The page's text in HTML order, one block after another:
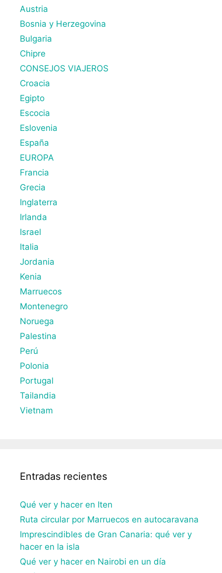
Austria
Bosnia y Herzegovina
Bulgaria
Chipre
CONSEJOS VIAJEROS
Croacia
Egipto
Escocia
Eslovenia
España
EUROPA
Francia
Grecia
Inglaterra
Irlanda
Israel
Italia
Jordania
Kenia
Marruecos
Montenegro
Noruega
Palestina
Perú
Polonia
Portugal
Tailandia
Vietnam
Entradas recientes
Qué ver y hacer en Iten
Ruta circular por Marruecos en autocaravana
Imprescindibles de Gran Canaria: qué ver y
hacer en la isla
Qué ver y hacer en Nairobi en un día